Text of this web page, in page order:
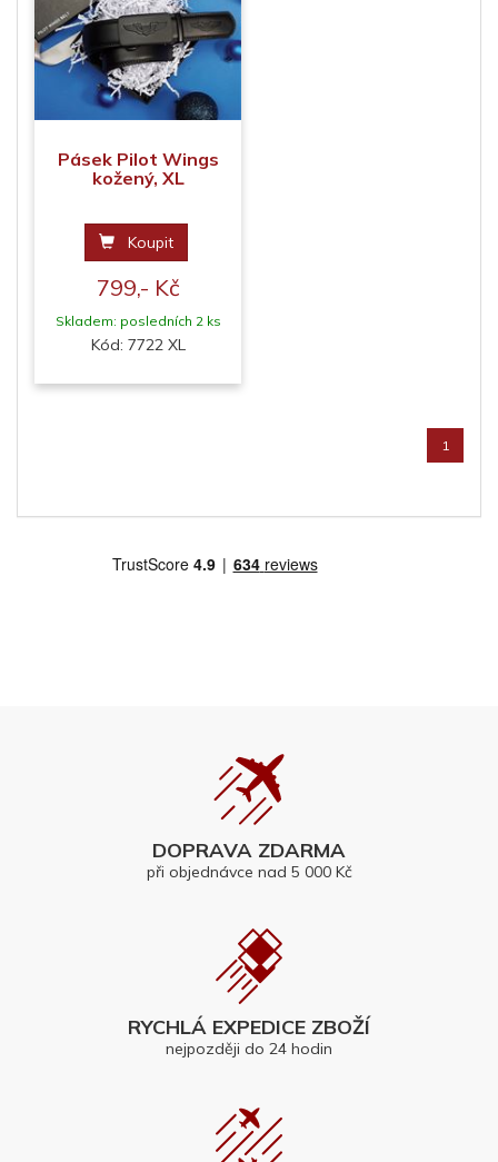
Pásek Pilot Wings
kožený, XL
Koupit
799,- Kč
Skladem: posledních 2 ks
Kód: 7722 XL
1
DOPRAVA ZDARMA
při objednávce nad 5 000 Kč
RYCHLÁ EXPEDICE ZBOŽÍ
nejpozději do 24 hodin